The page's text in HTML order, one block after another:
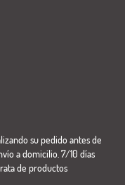
su pedido antes de
a domicilio. 7/10 días
de productos